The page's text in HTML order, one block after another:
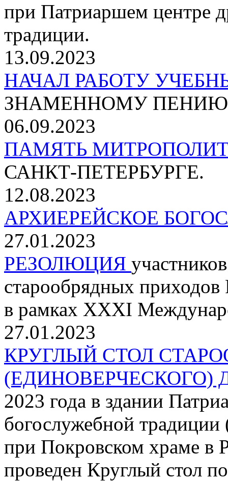
при Патриаршем центре
традиции.
13.09.2023
НАЧАЛ РАБОТУ
ЗНАМЕННОМУ ПЕНИЮ
06.09.2023
ПАМЯТЬ
САНКТ-ПЕТЕРБУРГЕ.
12.08.2023
АРХИЕРЕЙСКОЕ
27.01.2023
РЕЗОЛЮЦИЯ
старообрядных
в рамках XXXI
27.01.2023
КРУГЛЫЙ СТОЛ
(ЕДИНОВЕРЧЕСКОГО)
2023 года в здании
богослужебной традиции
при Покровском храме в
проведен Круглый стол